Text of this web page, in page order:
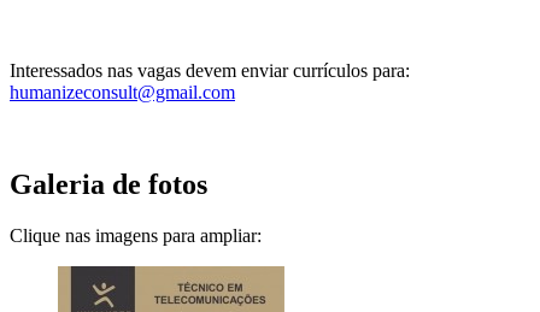
Interessados nas vagas devem enviar currículos para:
humanizeconsult@gmail.com
Galeria de fotos
Clique nas imagens para ampliar: